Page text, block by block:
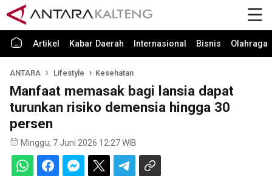
Artikel Kabar Daerah Internasional Bisnis Olahraga
ANTARA Lifestyle Kesehatan
Manfaat memasak bagi lansia dapat
turunkan risiko demensia hingga 30
persen
Minggu, 7 Juni 2026 12:27 WIB